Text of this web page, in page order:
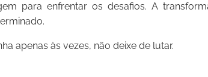
para enfrentar os desafios. A
apenas às vezes, não deixe de lutar.